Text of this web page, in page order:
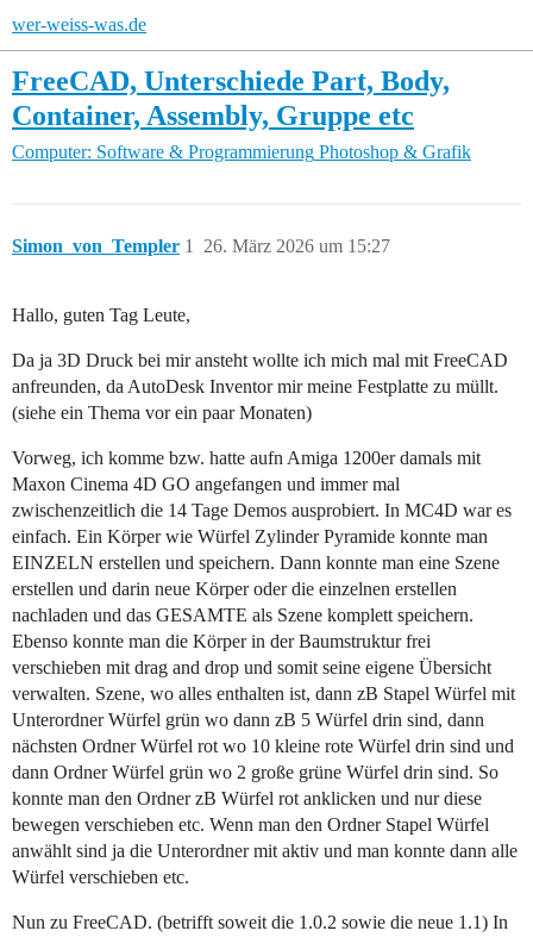
wer-weiss-was.de
FreeCAD, Unterschiede Part, Body,
Container, Assembly, Gruppe etc
Computer: Software & Programmierung Photoshop & Grafik
Simon_von_Templer 26. März 2026 um 15:27
1
Hallo, guten Tag Leute,
Da ja 3D Druck bei mir ansteht wollte ich mich mal mit FreeCAD
anfreunden, da AutoDesk Inventor mir meine Festplatte zu müllt.
(siehe ein Thema vor ein paar Monaten)
Vorweg, ich komme bzw. hatte aufn Amiga 1200er damals mit
Maxon Cinema 4D GO angefangen und immer mal
zwischenzeitlich die 14 Tage Demos ausprobiert. In MC4D war es
einfach. Ein Körper wie Würfel Zylinder Pyramide konnte man
EINZELN erstellen und speichern. Dann konnte man eine Szene
erstellen und darin neue Körper oder die einzelnen erstellen
nachladen und das GESAMTE als Szene komplett speichern.
Ebenso konnte man die Körper in der Baumstruktur frei
verschieben mit drag and drop und somit seine eigene Übersicht
verwalten. Szene, wo alles enthalten ist, dann zB Stapel Würfel mit
Unterordner Würfel grün wo dann zB 5 Würfel drin sind, dann
nächsten Ordner Würfel rot wo 10 kleine rote Würfel drin sind und
dann Ordner Würfel grün wo 2 große grüne Würfel drin sind. So
konnte man den Ordner zB Würfel rot anklicken und nur diese
bewegen verschieben etc. Wenn man den Ordner Stapel Würfel
anwählt sind ja die Unterordner mit aktiv und man konnte dann alle
Würfel verschieben etc.
Nun zu FreeCAD. (betrifft soweit die 1.0.2 sowie die neue 1.1) In